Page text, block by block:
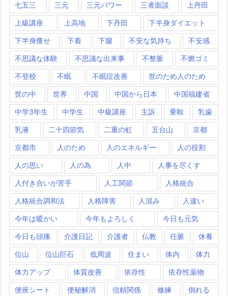
七五三 三元 三元パワー 三者面談 上丹田
上級講座 上高地 下丹田 下半身ダイエット
下半身痩せ 下着 下腿 不安な気持ち 不安感
不思議な体験 不思議な出来事 不整脈 不燃ゴミ
不登校 不眠 不眠症改善 世のため人のため
世の中 世界 中国 中国から日本 中国福建省
中学3年生 中学生 中級講座 主訴 乗鞍 乳歯
乳液 二十四節気 二重の虹 五台山 京都
京都市 人のため 人のエネルギー 人の役割
人の思い 人の為 人中 人事を尽くす
人付き合いが苦手 人工関節 人格統合
人格統合調和法 人格障害 人混み 人違い
今年は暖かい 今年もよろしく 今日も元気
今日も頭痛 介護日記 介護者 仏教 任脈 休養
位山 位山巨石 低周波 住まい 体内 体力
体力アップ 体質改善 依存性 依存性薬物
便座シート 便秘解消 信頼関係 修練 倒れる